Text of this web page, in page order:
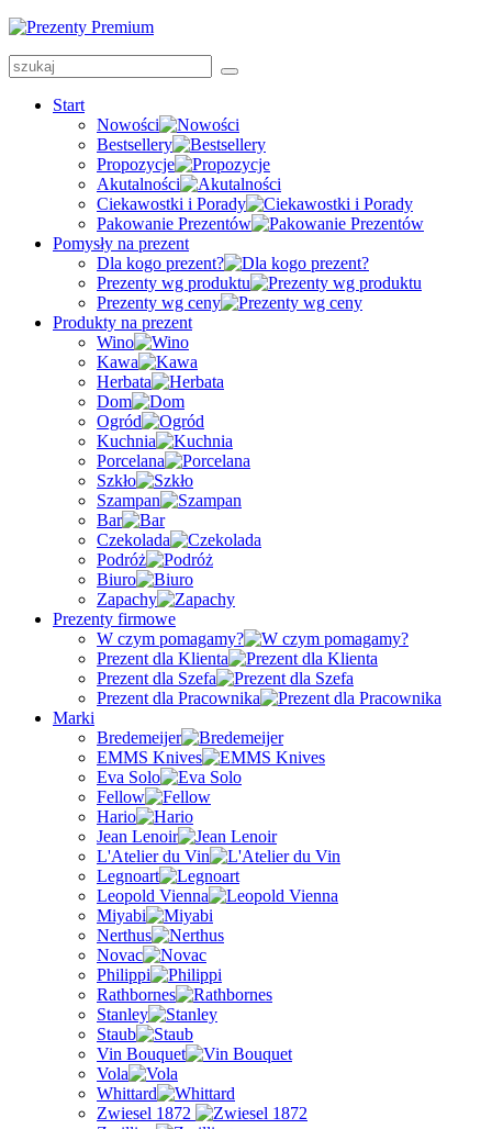
Start
Nowości
Bestsellery
Propozycje
Akutalności
Ciekawostki i Porady
Pakowanie Prezentów
Pomysły na prezent
Dla kogo prezent?
Prezenty wg produktu
Prezenty wg ceny
Produkty na prezent
Wino
Kawa
Herbata
Dom
Ogród
Kuchnia
Porcelana
Szkło
Szampan
Bar
Czekolada
Podróż
Biuro
Zapachy
Prezenty firmowe
W czym pomagamy?
Prezent dla Klienta
Prezent dla Szefa
Prezent dla Pracownika
Marki
Bredemeijer
EMMS Knives
Eva Solo
Fellow
Hario
Jean Lenoir
L'Atelier du Vin
Legnoart
Leopold Vienna
Miyabi
Nerthus
Novac
Philippi
Rathbornes
Stanley
Staub
Vin Bouquet
Vola
Whittard
Zwiesel 1872